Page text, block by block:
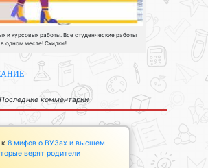
и курсовых работы. Все студенческие работы
в одном месте! Скидки!!
Последние комментарии
к 8 мифов о ВУЗах и высшем
верят родители